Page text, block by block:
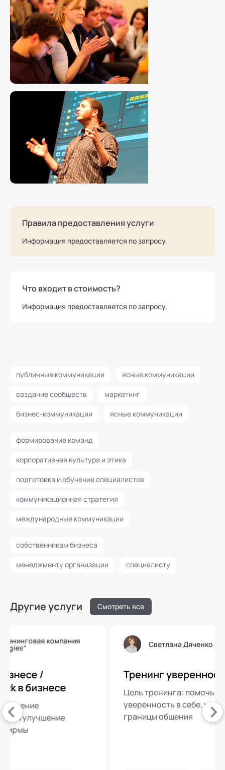
Правила предоставления услуги
Информация предоставляется по запросу.
Что входит в стоимость?
Информация предоставляется по запросу.
публичные коммуникации ясные коммуникации
создание сообществ маркетинг
бизнес-коммуникации ясные коммуникации
формирование команд
корпоративная культура и этика
подготовка и обучение специалистов
коммуникационная стратегия
международные коммуникации
собственникам бизнеса
менеджменту организации специалисту
Другие услуги Смотреть все
Светлана Дяченко
Тренинг уверенности
Цель тренинга: помочь участникам обрести
уверенность в себе, умение удерживать
границы общения